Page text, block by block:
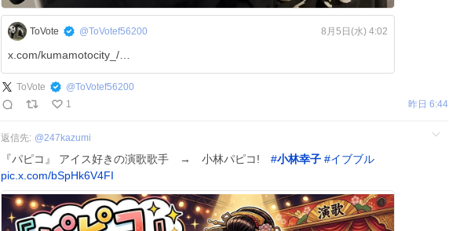
ToVote @ToVotef56200 8月5日(水) 4:02
x.com/kumamotocity_/…
ToVote @ToVotef56200
1
昨日 6:44
返信先: @247kazumi
『パピコ』 アイス好きの演歌歌手 → 小林パピコ! #小林幸子 #イブブル
pic.x.com/bSpHk6V4FI